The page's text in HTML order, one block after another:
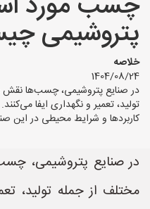
پتروشیمی
خلاصه
1404/08/24
در صنایع پتروشیمی، چسب‌ها نقش
تولید، تعمیر و نگهداری ایفا
کاربردها و شرایط محیطی در این
در صنایع پتروشیمی،
مختلف از جمله تولید،